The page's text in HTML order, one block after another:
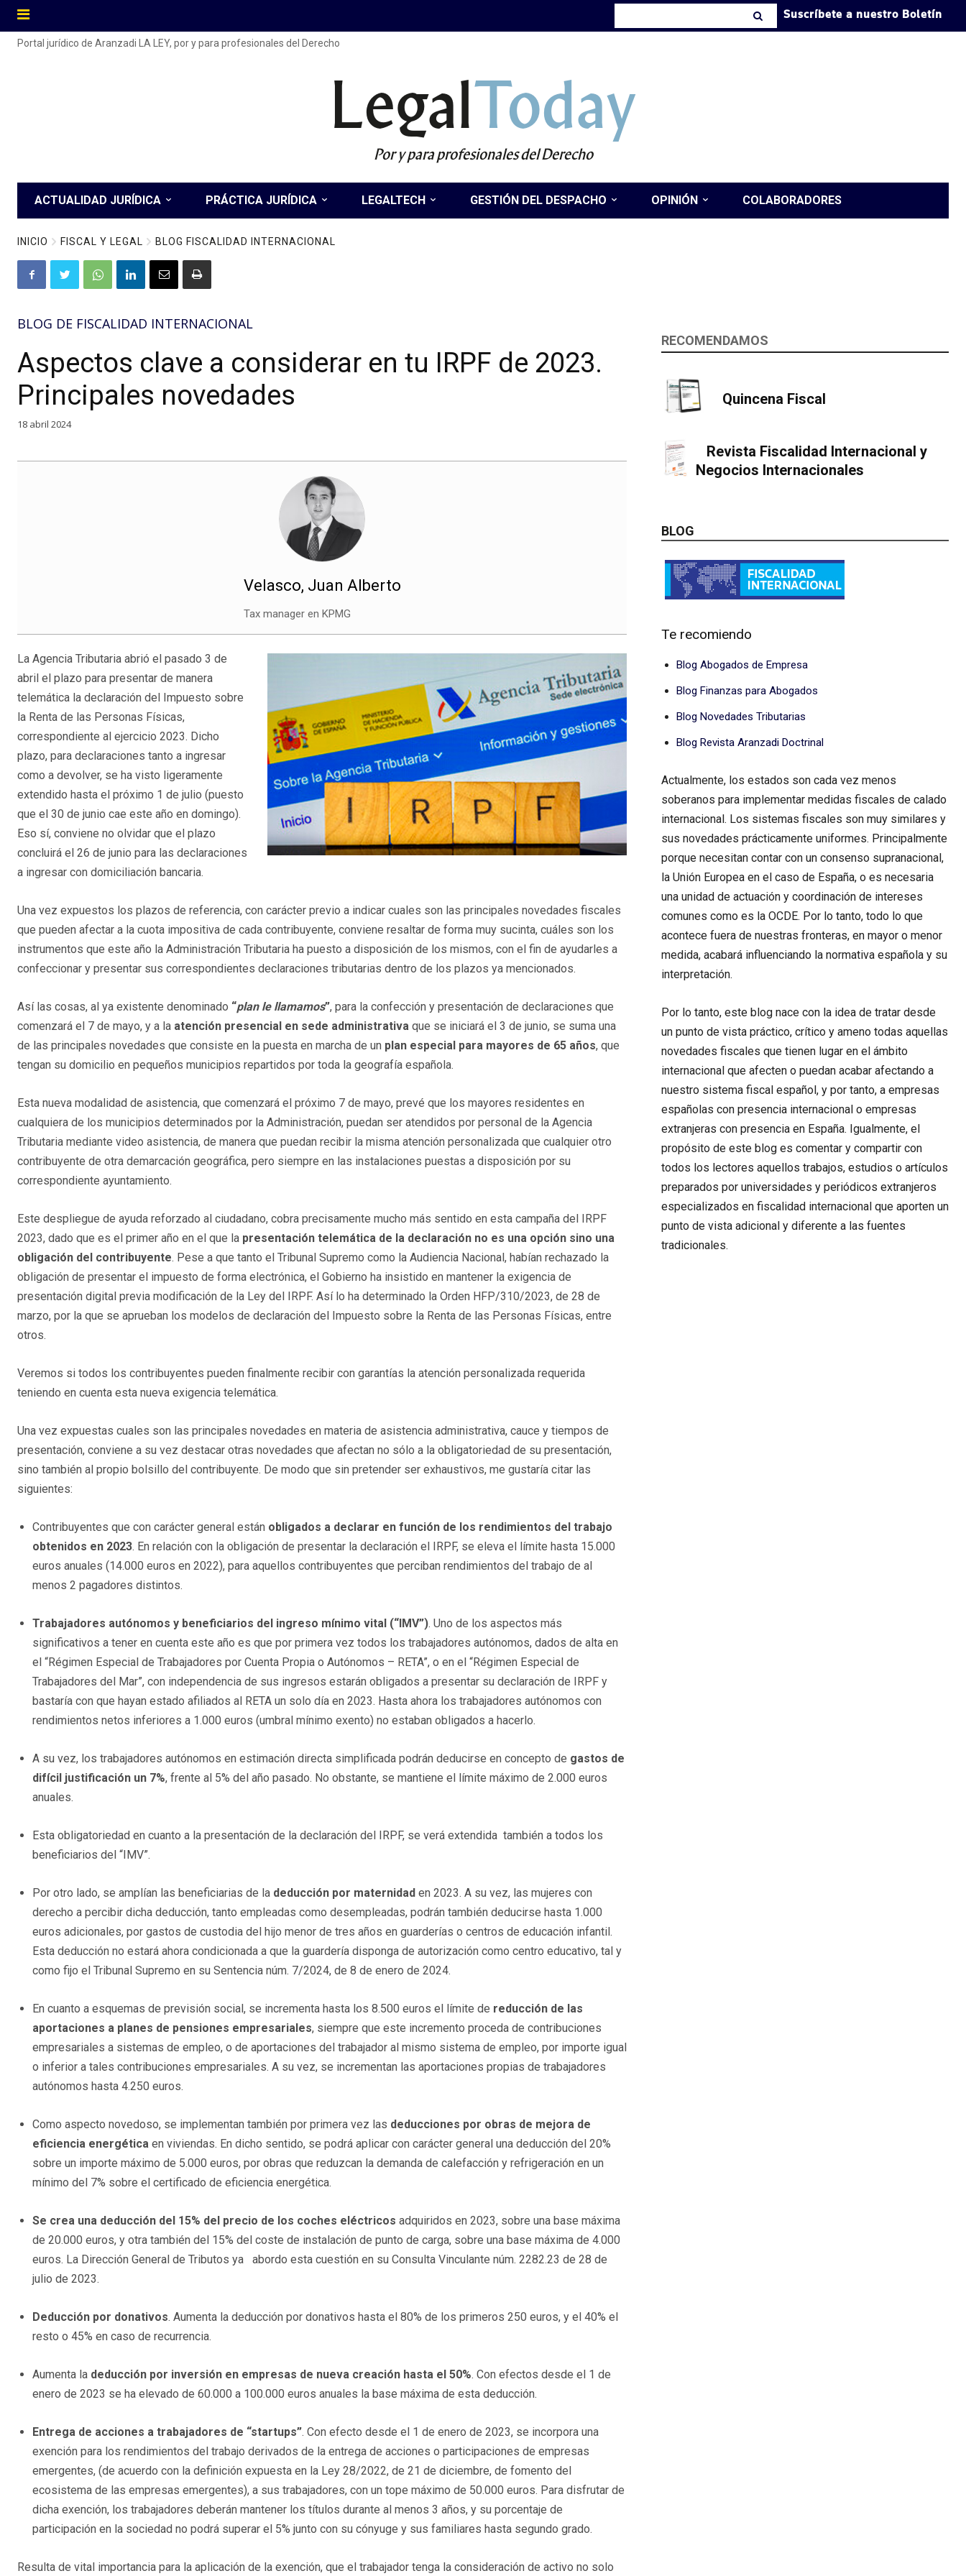
Suscríbete a nuestro Boletín
Portal jurídico de Aranzadi LA LEY, por y para profesionales del Derecho
LegalToday
Por y para profesionales del Derecho
ACTUALIDAD JURÍDICA PRÁCTICA JURÍDICA LEGALTECH GESTIÓN DEL DESPACHO OPINIÓN COLABORADORES
INICIO FISCAL Y LEGAL BLOG FISCALIDAD INTERNACIONAL
BLOG DE FISCALIDAD INTERNACIONAL
Aspectos clave a considerar en tu IRPF de 2023.
Principales novedades
18 abril 2024
Velasco, Juan Alberto
Tax manager en KPMG
La Agencia Tributaria abrió el pasado 3 de
abril el plazo para presentar de manera
telemática la declaración del Impuesto sobre
la Renta de las Personas Físicas,
correspondiente al ejercicio 2023. Dicho
plazo, para declaraciones tanto a ingresar
como a devolver, se ha visto ligeramente
extendido hasta el próximo 1 de julio (puesto
que el 30 de junio cae este año en domingo).
Eso sí, conviene no olvidar que el plazo
concluirá el 26 de junio para las declaraciones
a ingresar con domiciliación bancaria.
Una vez expuestos los plazos de referencia, con carácter previo a indicar cuales son las principales novedades fiscales
que pueden afectar a la cuota impositiva de cada contribuyente, conviene resaltar de forma muy sucinta, cuáles son los
instrumentos que este año la Administración Tributaria ha puesto a disposición de los mismos, con el fin de ayudarles a
confeccionar y presentar sus correspondientes declaraciones tributarias dentro de los plazos ya mencionados.
Así las cosas, al ya existente denominado “plan le llamamos”, para la confección y presentación de declaraciones que
comenzará el 7 de mayo, y a la atención presencial en sede administrativa que se iniciará el 3 de junio, se suma una
de las principales novedades que consiste en la puesta en marcha de un plan especial para mayores de 65 años, que
tengan su domicilio en pequeños municipios repartidos por toda la geografía española.
Esta nueva modalidad de asistencia, que comenzará el próximo 7 de mayo, prevé que los mayores residentes en
cualquiera de los municipios determinados por la Administración, puedan ser atendidos por personal de la Agencia
Tributaria mediante video asistencia, de manera que puedan recibir la misma atención personalizada que cualquier otro
contribuyente de otra demarcación geográfica, pero siempre en las instalaciones puestas a disposición por su
correspondiente ayuntamiento.
Este despliegue de ayuda reforzado al ciudadano, cobra precisamente mucho más sentido en esta campaña del IRPF
2023, dado que es el primer año en el que la presentación telemática de la declaración no es una opción sino una
obligación del contribuyente. Pese a que tanto el Tribunal Supremo como la Audiencia Nacional, habían rechazado la
obligación de presentar el impuesto de forma electrónica, el Gobierno ha insistido en mantener la exigencia de
presentación digital previa modificación de la Ley del IRPF. Así lo ha determinado la Orden HFP/310/2023, de 28 de
marzo, por la que se aprueban los modelos de declaración del Impuesto sobre la Renta de las Personas Físicas, entre
otros.
Veremos si todos los contribuyentes pueden finalmente recibir con garantías la atención personalizada requerida
teniendo en cuenta esta nueva exigencia telemática.
Una vez expuestas cuales son las principales novedades en materia de asistencia administrativa, cauce y tiempos de
presentación, conviene a su vez destacar otras novedades que afectan no sólo a la obligatoriedad de su presentación,
sino también al propio bolsillo del contribuyente. De modo que sin pretender ser exhaustivos, me gustaría citar las
siguientes:
Contribuyentes que con carácter general están obligados a declarar en función de los rendimientos del trabajo
obtenidos en 2023. En relación con la obligación de presentar la declaración el IRPF, se eleva el límite hasta 15.000
euros anuales (14.000 euros en 2022), para aquellos contribuyentes que perciban rendimientos del trabajo de al
menos 2 pagadores distintos.
Trabajadores autónomos y beneficiarios del ingreso mínimo vital (“IMV”). Uno de los aspectos más
significativos a tener en cuenta este año es que por primera vez todos los trabajadores autónomos, dados de alta en
el “Régimen Especial de Trabajadores por Cuenta Propia o Autónomos – RETA”, o en el “Régimen Especial de
Trabajadores del Mar”, con independencia de sus ingresos estarán obligados a presentar su declaración de IRPF y
bastaría con que hayan estado afiliados al RETA un solo día en 2023. Hasta ahora los trabajadores autónomos con
rendimientos netos inferiores a 1.000 euros (umbral mínimo exento) no estaban obligados a hacerlo.
A su vez, los trabajadores autónomos en estimación directa simplificada podrán deducirse en concepto de gastos de
difícil justificación un 7%, frente al 5% del año pasado. No obstante, se mantiene el límite máximo de 2.000 euros
anuales.
Esta obligatoriedad en cuanto a la presentación de la declaración del IRPF, se verá extendida también a todos los
beneficiarios del “IMV”.
Por otro lado, se amplían las beneficiarias de la deducción por maternidad en 2023. A su vez, las mujeres con
derecho a percibir dicha deducción, tanto empleadas como desempleadas, podrán también deducirse hasta 1.000
euros adicionales, por gastos de custodia del hijo menor de tres años en guarderías o centros de educación infantil.
Esta deducción no estará ahora condicionada a que la guardería disponga de autorización como centro educativo, tal y
como fijo el Tribunal Supremo en su Sentencia núm. 7/2024, de 8 de enero de 2024.
En cuanto a esquemas de previsión social, se incrementa hasta los 8.500 euros el límite de reducción de las
aportaciones a planes de pensiones empresariales, siempre que este incremento proceda de contribuciones
empresariales a sistemas de empleo, o de aportaciones del trabajador al mismo sistema de empleo, por importe igual
o inferior a tales contribuciones empresariales. A su vez, se incrementan las aportaciones propias de trabajadores
autónomos hasta 4.250 euros.
Como aspecto novedoso, se implementan también por primera vez las deducciones por obras de mejora de
eficiencia energética en viviendas. En dicho sentido, se podrá aplicar con carácter general una deducción del 20%
sobre un importe máximo de 5.000 euros, por obras que reduzcan la demanda de calefacción y refrigeración en un
mínimo del 7% sobre el certificado de eficiencia energética.
Se crea una deducción del 15% del precio de los coches eléctricos adquiridos en 2023, sobre una base máxima
de 20.000 euros, y otra también del 15% del coste de instalación de punto de carga, sobre una base máxima de 4.000
euros. La Dirección General de Tributos ya abordo esta cuestión en su Consulta Vinculante núm. 2282.23 de 28 de
julio de 2023.
Deducción por donativos. Aumenta la deducción por donativos hasta el 80% de los primeros 250 euros, y el 40% el
resto o 45% en caso de recurrencia.
Aumenta la deducción por inversión en empresas de nueva creación hasta el 50%. Con efectos desde el 1 de
enero de 2023 se ha elevado de 60.000 a 100.000 euros anuales la base máxima de esta deducción.
Entrega de acciones a trabajadores de “startups”. Con efecto desde el 1 de enero de 2023, se incorpora una
exención para los rendimientos del trabajo derivados de la entrega de acciones o participaciones de empresas
emergentes, (de acuerdo con la definición expuesta en la Ley 28/2022, de 21 de diciembre, de fomento del
ecosistema de las empresas emergentes), a sus trabajadores, con un tope máximo de 50.000 euros. Para disfrutar de
dicha exención, los trabajadores deberán mantener los títulos durante al menos 3 años, y su porcentaje de
participación en la sociedad no podrá superar el 5% junto con su cónyuge y sus familiares hasta segundo grado.
Resulta de vital importancia para la aplicación de la exención, que el trabajador tenga la consideración de activo no solo
RECOMENDAMOS
Quincena Fiscal
Revista Fiscalidad Internacional y
Negocios Internacionales
BLOG
Te recomiendo
Blog Abogados de Empresa
Blog Finanzas para Abogados
Blog Novedades Tributarias
Blog Revista Aranzadi Doctrinal
Actualmente, los estados son cada vez menos
soberanos para implementar medidas fiscales de calado
internacional. Los sistemas fiscales son muy similares y
sus novedades prácticamente uniformes. Principalmente
porque necesitan contar con un consenso supranacional,
la Unión Europea en el caso de España, o es necesaria
una unidad de actuación y coordinación de intereses
comunes como es la OCDE. Por lo tanto, todo lo que
acontece fuera de nuestras fronteras, en mayor o menor
medida, acabará influenciando la normativa española y su
interpretación.
Por lo tanto, este blog nace con la idea de tratar desde
un punto de vista práctico, crítico y ameno todas aquellas
novedades fiscales que tienen lugar en el ámbito
internacional que afecten o puedan acabar afectando a
nuestro sistema fiscal español, y por tanto, a empresas
españolas con presencia internacional o empresas
extranjeras con presencia en España. Igualmente, el
propósito de este blog es comentar y compartir con
todos los lectores aquellos trabajos, estudios o artículos
preparados por universidades y periódicos extranjeros
especializados en fiscalidad internacional que aporten un
punto de vista adicional y diferente a las fuentes
tradicionales.